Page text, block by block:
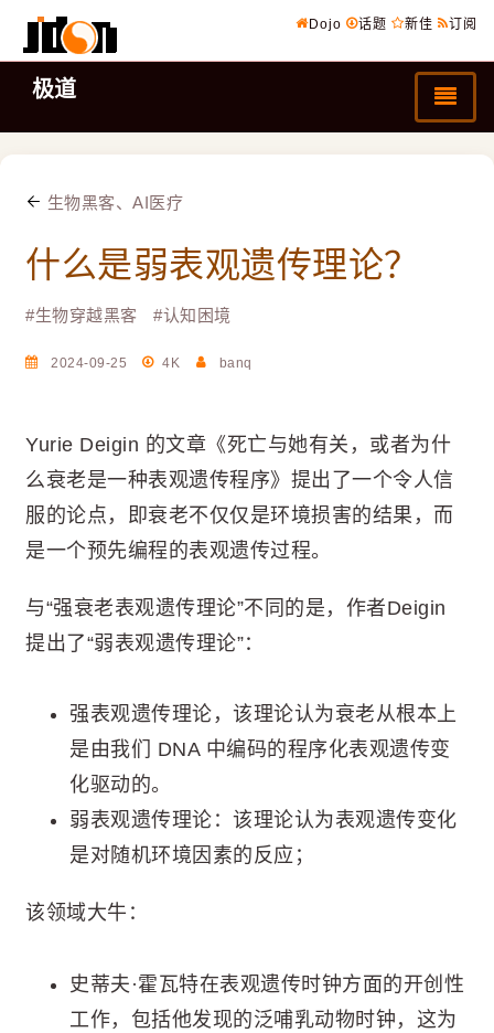
Dojo 话题 新佳 订阅
极道
生物黑客、AI医疗
什么是弱表观遗传理论？
#生物穿越黑客 #认知困境
2024-09-25 4K banq
Yurie Deigin 的文章《死亡与她有关，或者为什
么衰老是一种表观遗传程序》提出了一个令人信
服的论点，即衰老不仅仅是环境损害的结果，而
是一个预先编程的表观遗传过程。
与“强衰老表观遗传理论”不同的是，作者Deigin
提出了“弱表观遗传理论”：
强表观遗传理论，该理论认为衰老从根本上
是由我们 DNA 中编码的程序化表观遗传变
化驱动的。
弱表观遗传理论：该理论认为表观遗传变化
是对随机环境因素的反应；
该领域大牛：
史蒂夫·霍瓦特在表观遗传时钟方面的开创性
工作，包括他发现的泛哺乳动物时钟，这为